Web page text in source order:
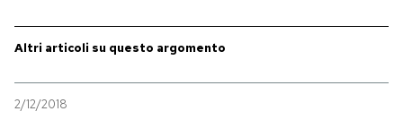
NEWSLETTER
I MIEI PREFERITI
Altri articoli su questo argomento
2/12/2018